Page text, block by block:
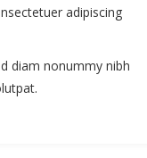
adipiscing
diam nonummy nibh